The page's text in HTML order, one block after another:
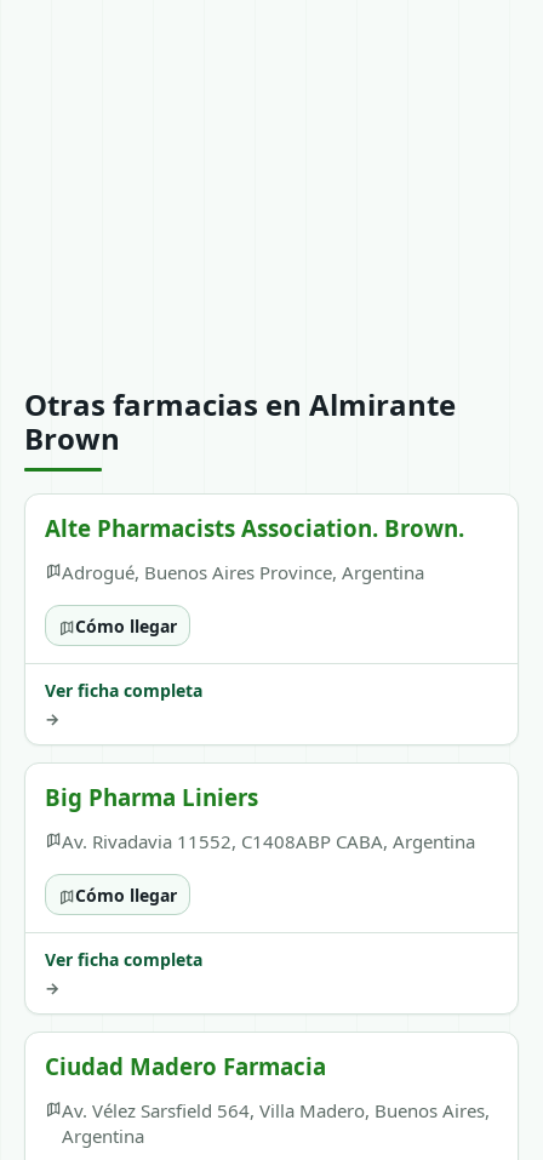
Otras farmacias en Almirante
Brown
Alte Pharmacists Association. Brown.
Adrogué, Buenos Aires Province, Argentina
Cómo llegar
Ver ficha completa
→
Big Pharma Liniers
Av. Rivadavia 11552, C1408ABP CABA, Argentina
Cómo llegar
Ver ficha completa
→
Ciudad Madero Farmacia
Av. Vélez Sarsfield 564, Villa Madero, Buenos Aires,
Argentina